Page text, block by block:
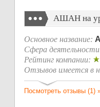
АШАН на
Основное название:
Сфера
Рейтинг компании:
Отзывов имеется в
Посмотреть отзывы (1)